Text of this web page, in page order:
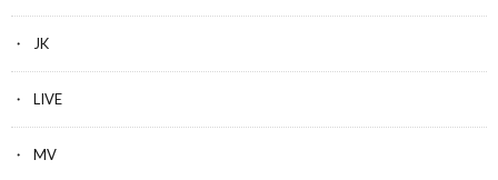
JK
LIVE
MV